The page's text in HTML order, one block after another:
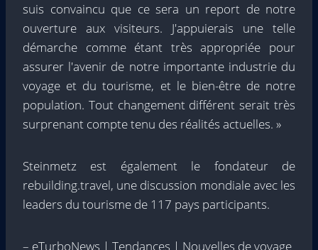
suis convaincu que ce sera un report de notre
ouverture aux visiteurs. J'appuierais une telle
démarche comme étant très appropriée pour
assurer l'avenir de notre importante industrie du
voyage et du tourisme, et le bien-être de notre
population. Tout changement différent serait très
surprenant compte tenu des réalités actuelles. »
Steinmetz est également le fondateur de
rebuilding.travel, une discussion mondiale avec les
leaders du tourisme de 117 pays participants.
– eTurboNews | Tendances | Nouvelles de voyage